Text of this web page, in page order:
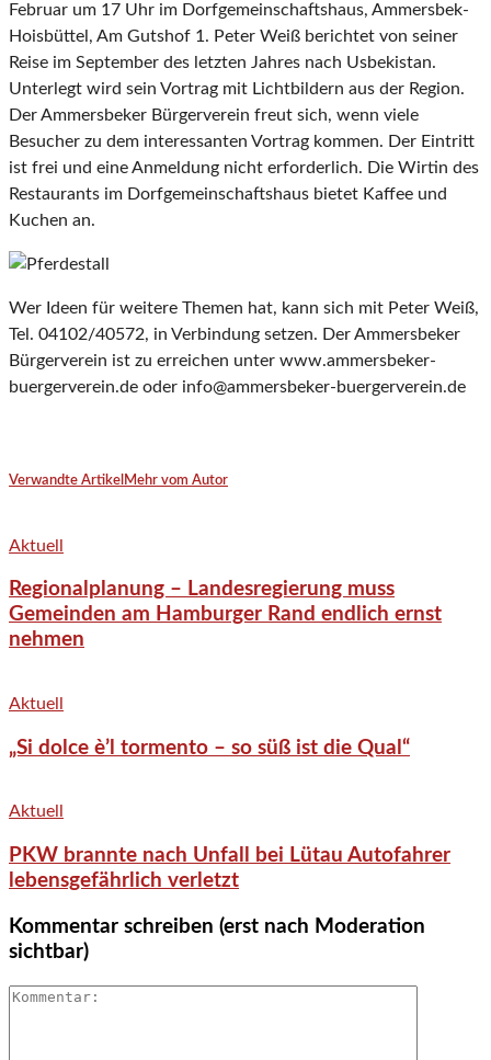
Februar um 17 Uhr im Dorfgemeinschaftshaus, Ammersbek-
Hoisbüttel, Am Gutshof 1. Peter Weiß berichtet von seiner
Reise im September des letzten Jahres nach Usbekistan.
Unterlegt wird sein Vortrag mit Lichtbildern aus der Region.
Der Ammersbeker Bürgerverein freut sich, wenn viele
Besucher zu dem interessanten Vortrag kommen. Der Eintritt
ist frei und eine Anmeldung nicht erforderlich. Die Wirtin des
Restaurants im Dorfgemeinschaftshaus bietet Kaffee und
Kuchen an.
Wer Ideen für weitere Themen hat, kann sich mit Peter Weiß,
Tel. 04102/40572, in Verbindung setzen. Der Ammersbeker
Bürgerverein ist zu erreichen unter www.ammersbeker-
buergerverein.de oder info@ammersbeker-buergerverein.de
Verwandte Artikel Mehr vom Autor
Aktuell
Regionalplanung – Landesregierung muss
Gemeinden am Hamburger Rand endlich ernst
nehmen
Aktuell
„Si dolce è’l tormento – so süß ist die Qual“
Aktuell
PKW brannte nach Unfall bei Lütau Autofahrer
lebensgefährlich verletzt
Kommentar schreiben (erst nach Moderation
sichtbar)